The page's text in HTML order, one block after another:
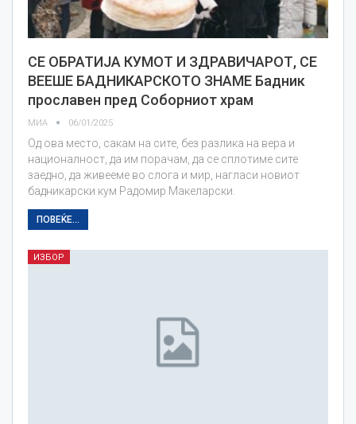
СЕ ОБРАТИЈА КУМОТ И ЗДРАВИЧАРОТ, СЕ
ВЕЕШЕ БАДНИКАРСКОТО ЗНАМЕ Бадник
прославен пред Соборниот храм
МИА 06/01/2025
Од ова место, сакам на сите, без разлика на вера и
националност, да им порачам, да се сплотиме сите
заедно, да живееме во слога и мир, нагласи новиот
бадникарски кум Радомир Макеларски.
ПОВЕЌЕ...
ИЗБОР